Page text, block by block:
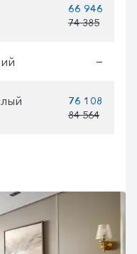
66 946
74 385
—
76 108
84 564